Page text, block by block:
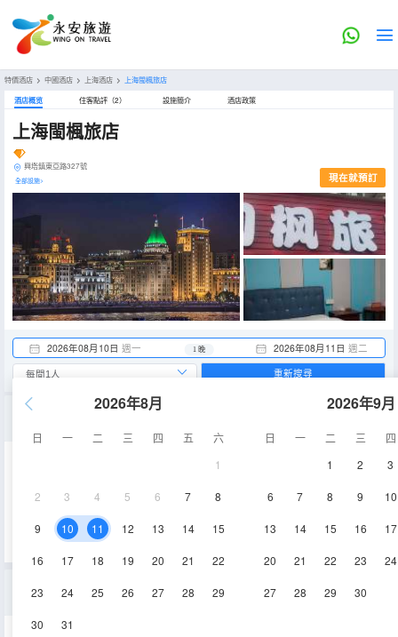
特價酒店 > 中國酒店 > 上海酒店 > 上海閩楓旅店
酒店概览 住客點評（2） 設施簡介 酒店政策
上海閩楓旅店
興塔鎮東亞路327號
全部設施> 現在就預訂
2026年08月10日 週一 2026年08月11日 週二
1 晚
2026年8月
日 一 二 三 四 五
六
1
2 3 4 5 6 7 8
9 10 11 12 13 14 15
16 17 18 19 20 21 22
23 24 25 26 27 28 29
30 31
2026年9月
日 一 二 三
四
1
2 3
6 7 8 9 10
13 14 15 16 17
20 21 22 23 24
27 28 29 30
重新搜尋
空調
豪華雙人間